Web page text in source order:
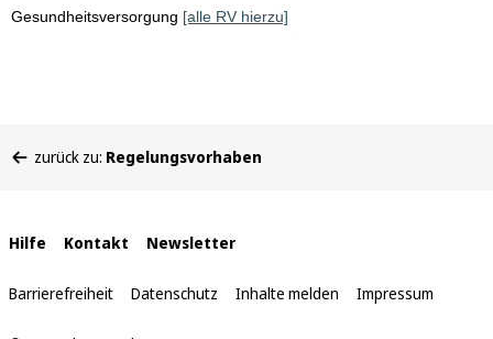
Gesundheitsversorgung [alle RV hierzu]
befinden
zurück zu: Regelungsvorhaben
Interne
Links
Hilfe Kontakt Newsletter
Barrierefreiheit Datenschutz Inhalte melden Impressum